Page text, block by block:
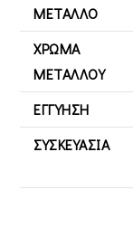
ΜΈΤΑΛΛΟ
ΧΡΏΜΑ
ΜΕΤΆΛΛΟΥ
ΕΓΓΎΗΣΗ
ΣΥΣΚΕΥΑΣΊΑ